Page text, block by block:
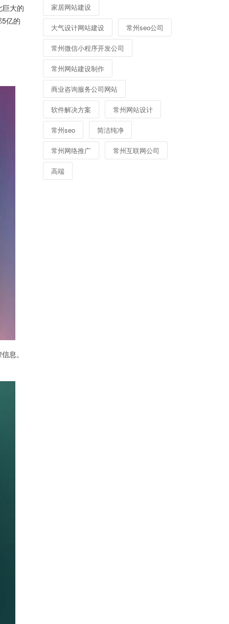
大的
亿的
息。
家居网站建设
大气设计网站建设 常州seo公司
常州微信小程序开发公司
常州网站建设制作
商业咨询服务公司网站
软件解决方案 常州网站设计
常州seo 简洁纯净
常州网络推广 常州互联网公司
高端